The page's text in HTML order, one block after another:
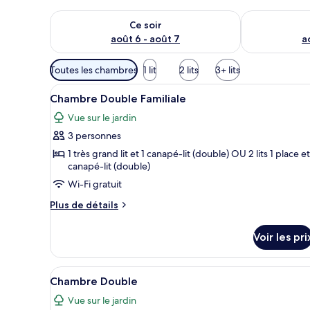
Ce soir
août 6 - août 7
Vérifier la disponibilité pour ce soir août 6 - août 7
Vérifier la
Filtres
disponibles
pour
les
chambres
Toutes les chambres 1 lit 2 lits 3+ lits
Afficher
toutes
les
photos
pour
type
de
Double
Familiale
Une chambre d’hôtel équipée
3
Chambre Double Familiale
Vue sur le jardin
3 personnes
1 très grand lit et 1 canapé-lit (double) OU 2 lits 1 place et
canapé-lit (double)
Wi-Fi gratuit
Plus de détails
Plus
le
type
de
chambre
Chambre
Voir les
Afficher
toutes
les
Chambre Double | 6
5
Chambre Double
Vue sur le jardin